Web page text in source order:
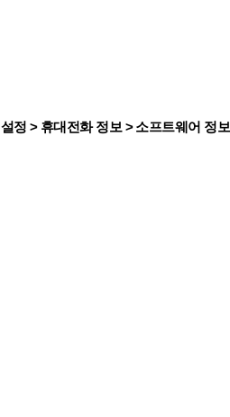
설정 > 휴대전화 정보 > 소프트웨어 정보